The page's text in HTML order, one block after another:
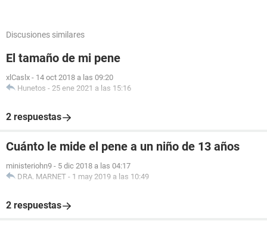
Discusiones similares
El tamaño de mi pene
xlCaslx - 14 oct 2018 a las 09:20
Hunetos - 25 ene 2021 a las 15:16
2 respuestas
Cuánto le mide el pene a un niño de 13 años
ministeriohn9 - 5 dic 2018 a las 04:17
DRA. MARNET - 1 may 2019 a las 10:49
2 respuestas